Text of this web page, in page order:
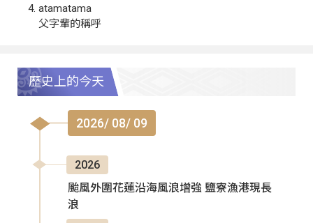
atamatama
父字輩的稱呼
歷史上的今天
2026/ 08/ 09
2026
颱風外圍花蓮沿海風浪增強 鹽寮漁港現長
浪